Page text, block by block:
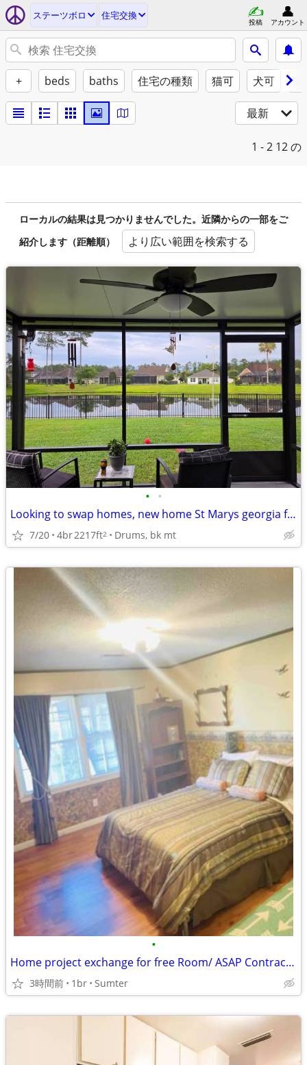
ステーツボロ 住宅交換
投稿 アカウント
+ beds baths 住宅の種類 猫可 犬可
最新
1 - 2 12 の
ローカルの結果は見つかりませんでした。近隣からの一部をご
紹介します（距離順）
より広い範囲を検索する
• •
Looking to swap homes, new home St Marys georgia for similar ho
7/20 4br2217ft2 Drums, bk mt
•
Home project exchange for free Room/ ASAP Contractor ONLY
3時間前 1br Sumter